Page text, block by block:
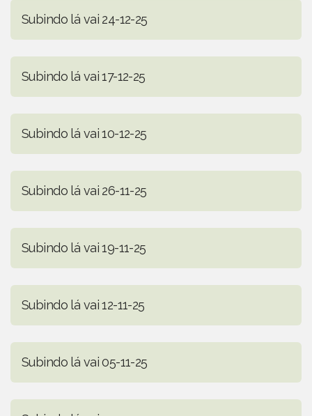
Subindo lá vai 24-12-25
Subindo lá vai 17-12-25
Subindo lá vai 10-12-25
Subindo lá vai 26-11-25
Subindo lá vai 19-11-25
Subindo lá vai 12-11-25
Subindo lá vai 05-11-25